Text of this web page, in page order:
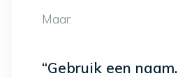
Maar:
“Gebruik een